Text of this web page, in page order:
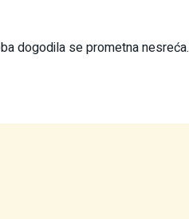
dogodila se prometna nesreća.